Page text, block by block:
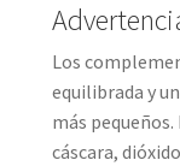
Los
equilibrada y
más
cáscara,